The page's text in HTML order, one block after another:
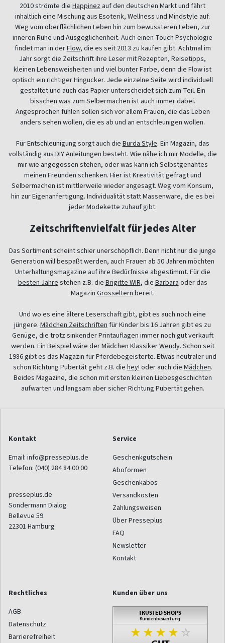
2010 strömte die Happinez auf den deutschen Markt und fährt
inhaltlich eine Mischung aus Esoterik, Wellness und Mindstyle auf.
Weg vom oberflächlichen Leben hin zum bewussteren Leben, zur
inneren Ruhe und Ausgeglichenheit. Auch einen Touch Psychologie
findet man in derFlow, die es seit 2013 zu kaufen gibt. Achtmal im
Jahr sorgt die Zeitschrift ihre Leser mit Rezepten, Reisetipps,
kleinen Lebensweisheiten und viel bunter Farbe, denn die Flow ist
optisch ein richtiger Hingucker. Jede einzelne Seite wird individuell
gestaltet und auch das Papier unterscheidet sich zum Teil. Ein
bisschen was zum Selbermachen ist auch immer dabei.
Angesprochen fühlen sollen sich vor allem Frauen, die das Leben
anders sehen wollen, die es ab und an entschleunigen wollen.
Für Entschleunigung sorgt auch die Burda Style. Ein Magazin, das
vollständig aus DIY Anleitungen besteht. Wie nähe ich mir Modelle, die
mir wie angegossen stehen, oder was kann ich Selbstgenähtes
meinen Freunden schenken. Hier ist Kreativität gefragt und
Selbermachen ist mittlerweile wieder angesagt. Weg vom Konsum,
hin zur Eigenanfertigung. Individualität statt Massenware, die es bei
jeder Modekette zuhauf gibt.
Zeitschriftenvielfalt für jedes Alter
Das Sortiment scheint schier unerschöpflich. Denn nicht nur die junge
Generation will bespaßt werden, auch Frauen ab 50 Jahren möchten
Unterhaltungsmagazine auf ihre Bedürfnisse abgestimmt. Für die
besten Jahre stehen z.B. die Brigitte WIR, die Barbara oder das
Magazin Grosseltern bereit.
Und wo es eine ältere Leserschaft gibt, gibt es auch noch eine
jüngere. Mädchen Zeitschriften für Kinder bis 16 Jahren gibt es zu
Genüge, die trotz sinkender Printauflagen immer noch gut verkauft
werden. Ein Beispiel wäre der Mädchen KlassikerWendy. Schon seit
1986 gibt es das Magazin für Pferdebegeisterte. Etwas neutraler und
schon Richtung Pubertät geht z.B. die hey! oder auch die Mädchen.
Beides Magazine, die schon mit ersten kleinen Liebesgeschichten
aufwarten und langsam aber sicher Richtung Pubertät gehen.
Kontakt
Email: info@presseplus.de
Telefon: (040) 284 84 00 00
presseplus.de
Sondermann Dialog
Bellevue 59
22301 Hamburg
Service
Geschenkgutschein
Aboformen
Geschenkabos
Versandkosten
Zahlungsweisen
Über Presseplus
FAQ
Newsletter
Kontakt
Rechtliches
AGB
Datenschutz
Barrierefreiheit
Kunden über uns